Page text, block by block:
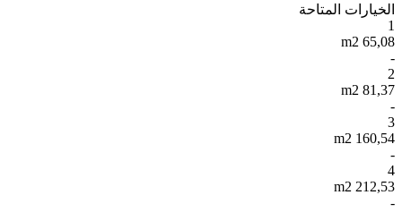
الخيارات المتاحة
1
65,08 m2
-
2
81,37 m2
-
3
160,54 m2
-
4
212,53 m2
-